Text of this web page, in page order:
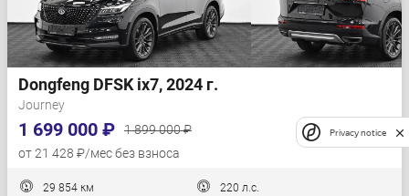
Dongfeng DFSK ix7, 2024 г.
Journey
1 699 000 ₽
1 899 000 ₽
от 21 428 ₽/мес без взноса
29 854 км 220 л.с.
Privacy notice